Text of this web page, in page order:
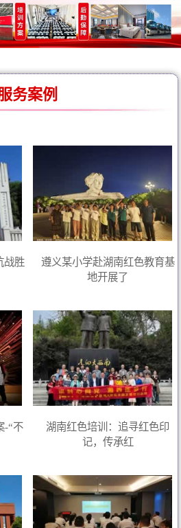
务案例
战胜
遵义某小学赴湖南红色教育基
地开展了
-“不
湖南红色培训：追寻红色印
记，传承红